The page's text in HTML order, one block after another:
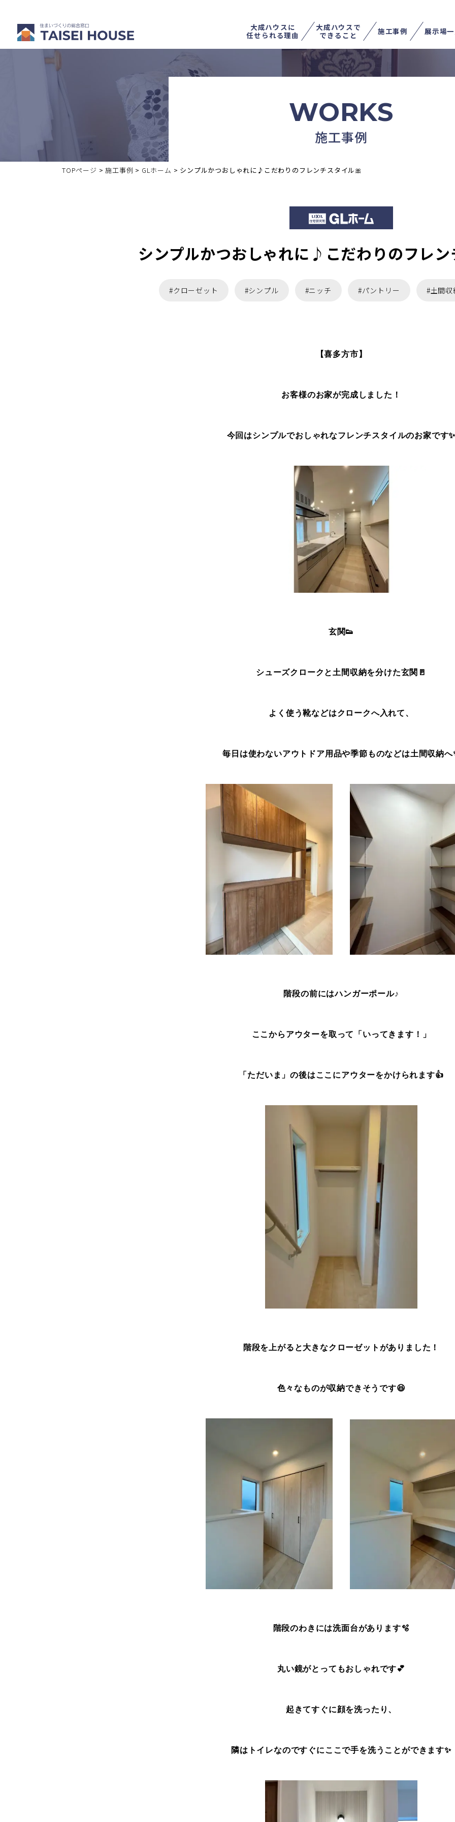
大成ハウスに
任せられる理由
大成ハウスで
できること
施工事例 展示場
分譲・中古
住宅を買う
土地を探す
WORKS
施工事例
TOPページ >施工事例 > GLホーム > シンプルかつおしゃれに♪こだわりのフレンチスタイル🎀
シンプルかつおしゃれに♪こだわりのフレ
#クローゼット #シンプル #ニッチ #パントリー #土間収
【喜多方市】
お客様のお家が完成しました！
今回はシンプルでおしゃれなフレンチスタイルのお家です
玄関👟
シューズクロークと土間収納を分けた玄関🚪
よく使う靴などはクロークへ入れて、
毎日は使わないアウトドア用品や季節ものなどは土間収納へ
階段の前にはハンガーポール♪
ここからアウターを取って「いってきます！」
「ただいま」の後はここにアウターをかけられます👍
階段を上がると大きなクローゼットがありました！
色々なものが収納できそうです😆
階段のわきには洗面台があります🫧
丸い鏡がとってもおしゃれです💕
起きてすぐに顔を洗ったり、
隣はトイレなのですぐにここで手を洗うことができます✨